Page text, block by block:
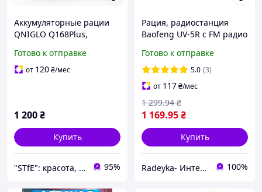
Аккумуляторные рации
QNIGLO Q168Plus,
PMR446, 8 каналов,
хороший помощник для
Готово к отправке
от 120₴/мес
1 200₴
Купить
"STfE": красота, комфорт и удовольствие! 95%
Рация, радиостанция
Baofeng UV-5R с FM радио
Готово к отправке
5.0 (3)
от 117₴/мес
1 169.95₴
1 299.94 ₴
Купить
Radeyka- Интернет магазин раций и аксессуаров 100%